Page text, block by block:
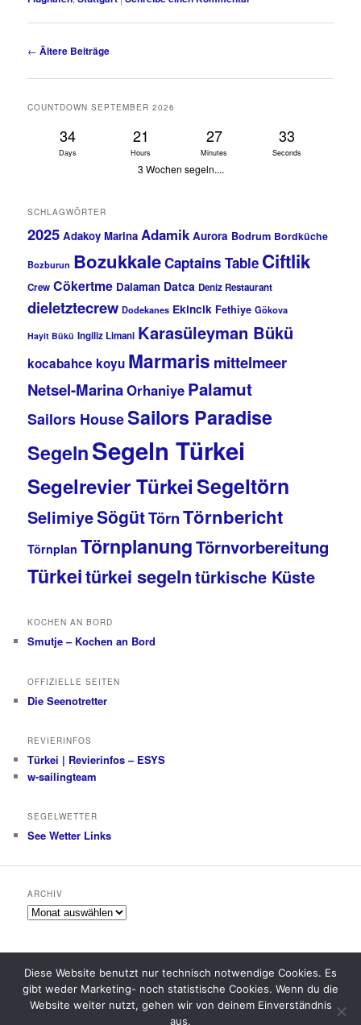
Beitragsnavigation
← Ältere Beiträge
COUNTDOWN SEPTEMBER 2026
34
Days
21
Hours
27
Minutes
32
Seconds
3 Wochen segeln....
SCHLAGWÖRTER
2025 Adakoy Marina Adamik Aurora Bodrum Bordküche
Bozburun BozukkaleCaptains Table Ciftlik
Crew Cökertme Dalaman Datca Deniz Restaurant
dieletztecrew Dodekanes Ekincik Fethiye Gökova
Hayit Bükü Ingiliz Limani Karasüleyman Bükü
kocabahce koyu Marmaris mittelmeer
Netsel-MarinaOrhaniye Palamut
Sailors HouseSailors Paradise
SegelnSegeln Türkei
Segelrevier TürkeiSegeltörn
SelimiyeSögütTörnTörnbericht
Törnplan TörnplanungTörnvorbereitung
Türkeitürkei segelntürkische Küste
KOCHEN AN BORD
Smutje – Kochen an Bord
OFFIZIELLE SEITEN
Die Seenotretter
REVIERINFOS
Türkei | Revierinfos – ESYS
w-sailingteam
SEGELWETTER
See Wetter Links
ARCHIV
Archiv
Datenschutzerklärung Stolz präsentiert von WordPress
Diese Website benutzt nur technisch notwendige Cookies. Es
gibt weder Marketing- noch statistische Cookies. Wenn du die
Website weiter nutzt, gehen wir von deinem Einverständnis
aus.